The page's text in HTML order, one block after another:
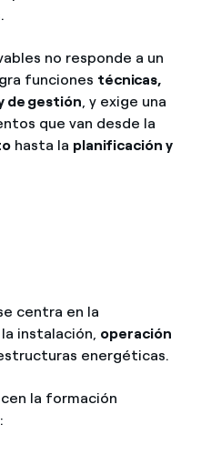
no responde a un
funciones técnicas,
de gestión, y exige una
que van desde la
hasta la planificación y
centra en la
instalación, operación
energéticas.
la formación